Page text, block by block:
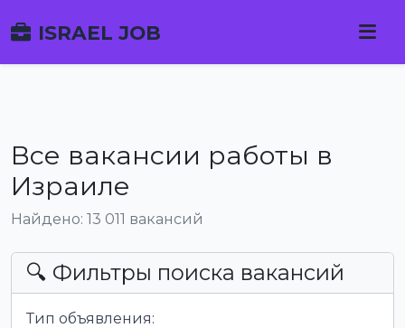
ISRAEL JOB
Все вакансии работы в
Израиле
Найдено: 13 011 вакансий
🔍 Фильтры поиска вакансий
Тип объявления: